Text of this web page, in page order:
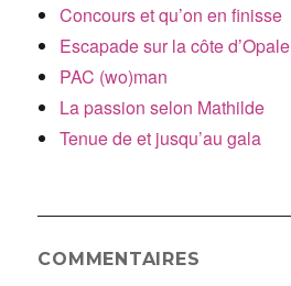
Concours et qu’on en finisse
Escapade sur la côte d’Opale
PAC (wo)man
La passion selon Mathilde
Tenue de et jusqu’au gala
COMMENTAIRES